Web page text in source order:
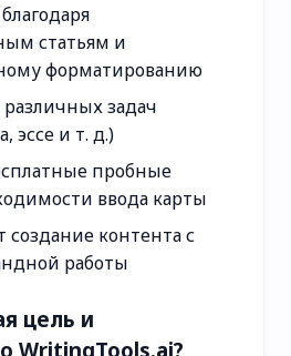
статьям и
форматированию
задач
эссе и т. д.)
пробные
ввода карты
контента с
работы
цель и
WritingTools.ai?